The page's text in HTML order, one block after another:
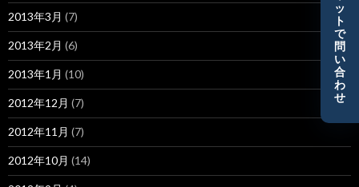
2013年3月 (7)
2013年2月 (6)
2013年1月 (10)
2012年12月 (7)
2012年11月 (7)
2012年10月 (14)
ッ
ト
で
問
い
合
わ
せ